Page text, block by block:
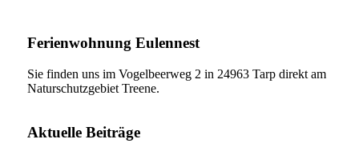
Ferienwohnung Eulennest
Sie finden uns im Vogelbeerweg 2 in 24963 Tarp direkt am
Naturschutzgebiet Treene.
Aktuelle Beiträge